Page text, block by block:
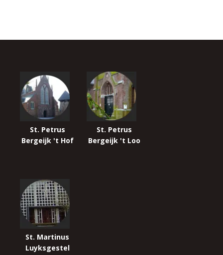
St. Petrus
Bergeijk 't Hof
St. Petrus
Bergeijk 't Loo
St. Martinus
Luyksgestel